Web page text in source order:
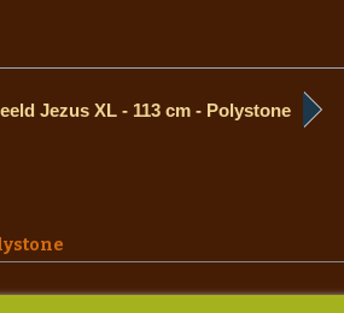
Jezus XL - 113 cm - Polystone